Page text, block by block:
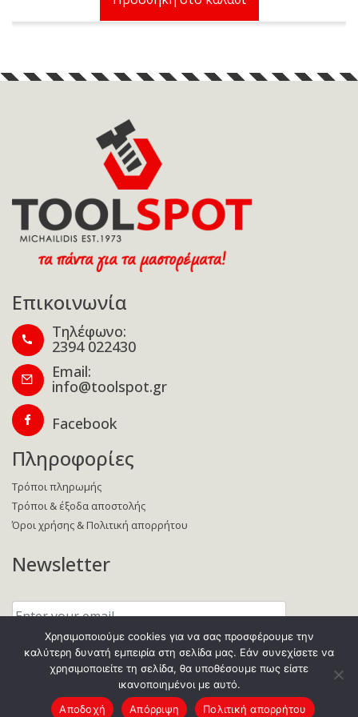
4,00 €.είναι:
3,50 €.
Επικοινωνία
Τηλέφωνο:
2394 022430
Email:
info@toolspot.gr
Facebook
Πληροφορίες
Τρόποι πληρωμής
Τρόποι & έξοδα αποστολής
Όροι χρήσης & Πολιτική απορρήτου
Newsletter
your
email:
Copyright © 2021 Toolspot
Χρησιμοποιούμε cookies για να σας προσφέρουμε την
καλύτερη δυνατή εμπειρία στη σελίδα μας. Εάν συνεχίσετε να
χρησιμοποιείτε τη σελίδα, θα υποθέσουμε πως είστε
ικανοποιημένοι με αυτό.
Αποδοχή
Απόρριψη Πολιτική απορρήτου